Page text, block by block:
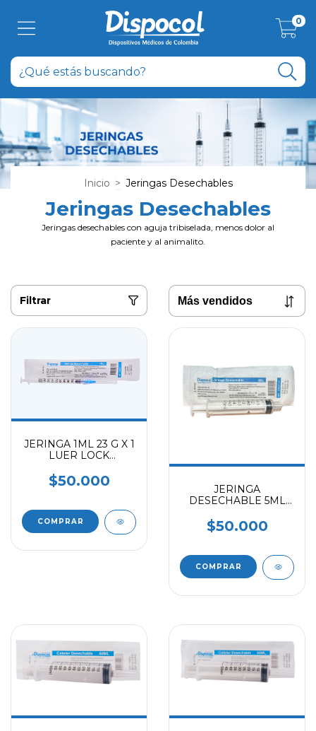
0
Inicio > Jeringas Desechables
Jeringas Desechables
Jeringas desechables con aguja tribiselada, menos dolor al
paciente y al animalito.
Filtrar
JERINGA 1ML 23 G X 1
LUER LOCK
$50.000
JERINGA
DESECHABLE 5ML
(CAJAX100)
$50.000